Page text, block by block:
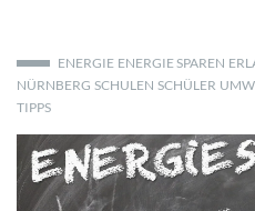
ENERGIE ENERGIE SPAREN
NÜRNBERG SCHULEN SCHÜLER
TIPPS